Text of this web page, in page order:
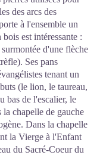
des arcs des
à l'ensemble un
est intéressante :
d'une flèche
Ses pans
tenant un
(le lion, le taureau,
bas de l'escalier, le
chapelle de gauche
Dans la chapelle
la Vierge à l'Enfant
du Sacré-Coeur du